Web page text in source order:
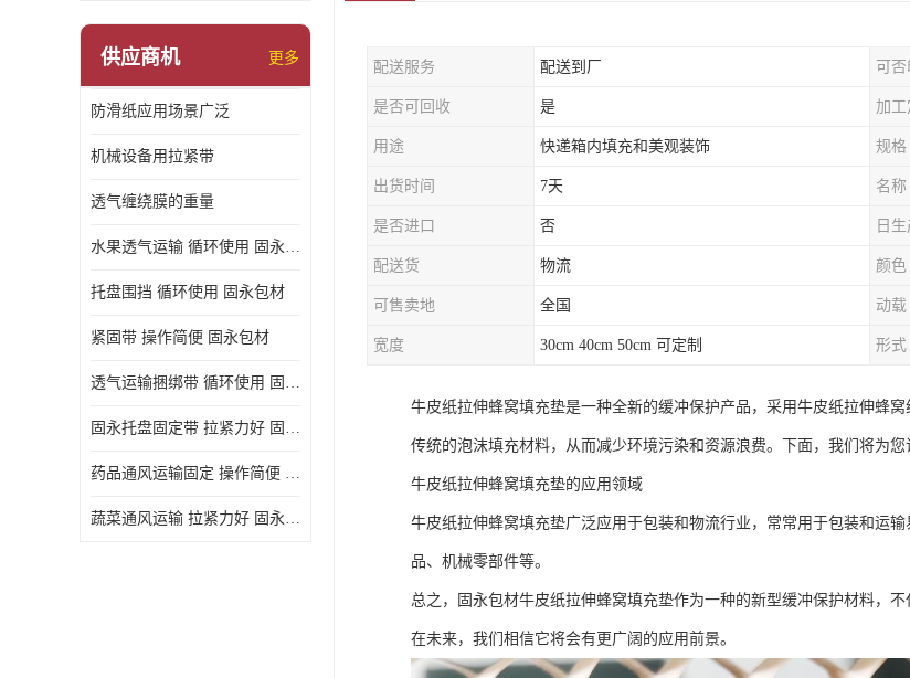
供应商机 更多
防滑纸应用场景广泛
机械设备用拉紧带
透气缠绕膜的重量
水果透气运输 循环使用 固永包材
托盘围挡 循环使用 固永包材
紧固带 操作简便 固永包材
透气运输捆绑带 循环使用 固永包材
固永托盘固定带 拉紧力好 固永包材
药品通风运输固定 操作简便 固永包材
蔬菜通风运输 拉紧力好 固永包材
配送服务 配送到厂 可
是否可回收 是 加工
用途 快递箱内填充和美观装饰 规格
出货时间 7天 名称
是否进口 否 日
配送货 物流 颜色
可售卖地 全国 动载
宽度 30cm 40cm 50cm 可定制 形式
牛皮纸拉伸蜂窝填充垫是一种全新的缓冲保护产品，采用牛皮纸拉伸蜂
传统的泡沫填充材料，从而减少环境污染和资源浪费。下面，我们将为
牛皮纸拉伸蜂窝填充垫的应用领域
牛皮纸拉伸蜂窝填充垫广泛应用于包装和物流行业，常常用于包装和运
品、机械零部件等。
总之，固永包材牛皮纸拉伸蜂窝填充垫作为一种的新型缓冲保护材料，
在未来，我们相信它将会有更广阔的应用前景。